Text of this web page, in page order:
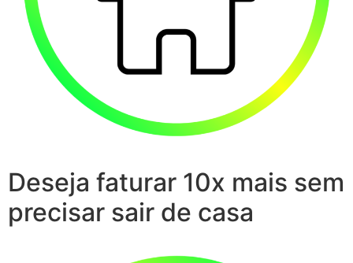
Deseja faturar 10x mais sem
precisar sair de casa